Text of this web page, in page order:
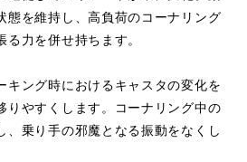
態を維持し、高負荷のコーナリング
力を併せ持ちます。
キング時におけるキャスタの変化を
りやすくします。コーナリング中の
、乗り手の邪魔となる振動をなくし